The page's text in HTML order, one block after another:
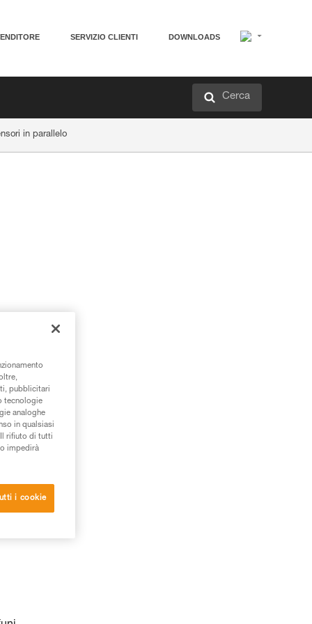
SERVIZIO CLIENTI DOWNLOADS
Cerca
in parallelo
pubblicitari
tecnologie
analoghe
in qualsiasi
rifiuto di tutti
impedirà
i cookie